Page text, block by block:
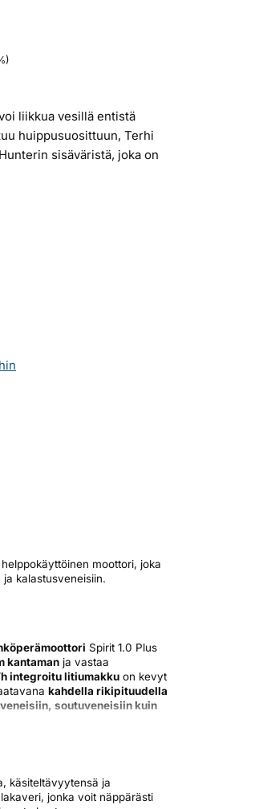
liikkua vesillä entistä
huippusuosittuun, Terhi
sisäväristä, joka on
moottori, joka
kalastusveneisiin.
Spirit 1.0 Plus
kantaman ja vastaa
integroitu litiumakku on kevyt
kahdella rikipituudella
soutuveneisiin kuin
käsiteltävyytensä ja
jonka voit näppärästi